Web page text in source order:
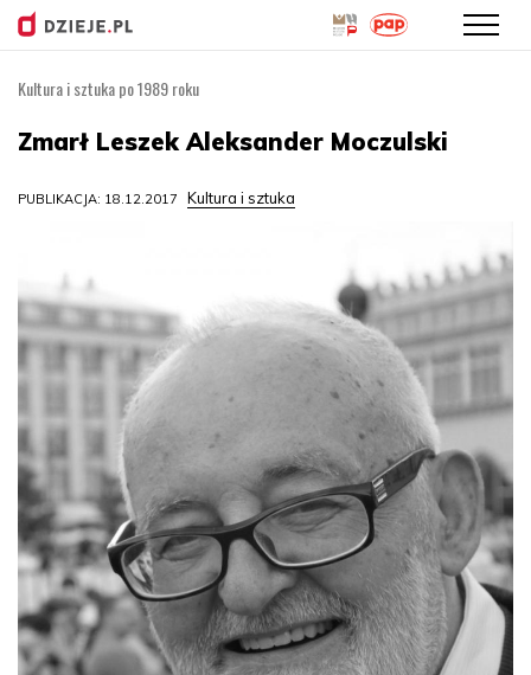
treści
Kultura i sztuka po 1989 roku
Zmarł Leszek Aleksander Moczulski
PUBLIKACJA: 18.12.2017 Kultura i sztuka